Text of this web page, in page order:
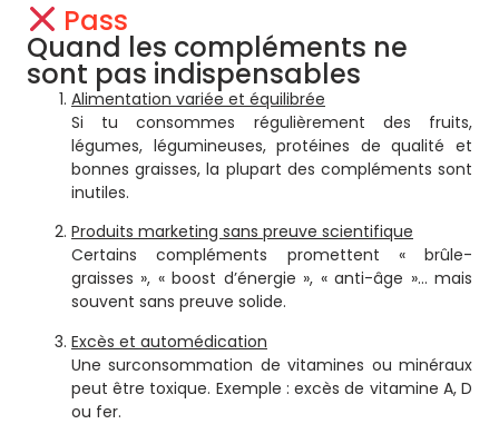
Pass
Quand les compléments ne
sont pas indispensables
Alimentation variée et équilibrée
Si tu consommes régulièrement des fruits,
légumes, légumineuses, protéines de qualité et
bonnes graisses, la plupart des compléments sont
inutiles.
Produits marketing sans preuve scientifique
Certains compléments promettent « brûle-
graisses », « boost d’énergie », « anti-âge »… mais
souvent sans preuve solide.
Excès et automédication
Une surconsommation de vitamines ou minéraux
peut être toxique. Exemple : excès de vitamine A, D
ou fer.